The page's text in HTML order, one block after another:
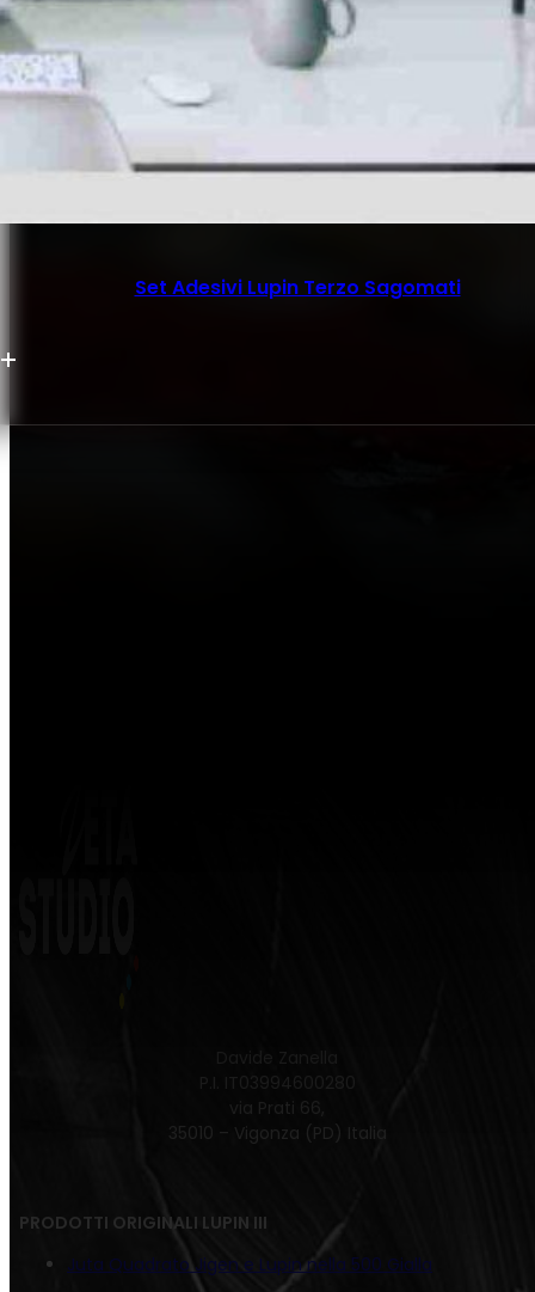
Set Adesivi Lupin Terzo Sagomati
P.I. IT03994600280
via Prati 66,
35010 – Vigonza (PD) Italia
PRODOTTI ORIGINALI LUPIN III
Juta Quadrato Jigen e Lupin nella 500 Gialla